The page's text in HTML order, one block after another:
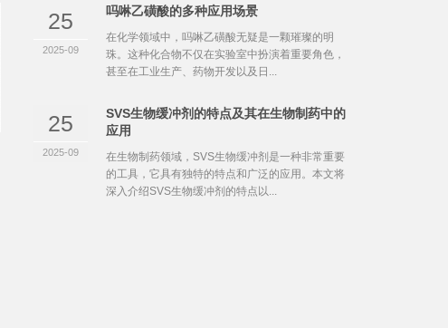
25
2025-09
吗啉乙磺酸的多种应用场景
在化学领域中，吗啉乙磺酸无疑是一颗璀璨的明
珠。这种化合物不仅在实验室中扮演着重要角色，
甚至在工业生产、药物开发以及日...
25
2025-09
SVS生物缓冲剂的特点及其在生物制药中的
应用
在生物制药领域，SVS生物缓冲剂是一种非常重要
的工具，它具有独特的特点和广泛的应用。本文将
深入介绍SVS生物缓冲剂的特点以...